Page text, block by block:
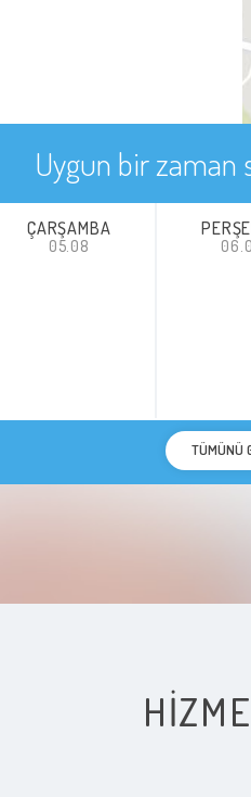
Uygun bir zaman
ÇARŞAMBA
05.08
TÜMÜNÜ